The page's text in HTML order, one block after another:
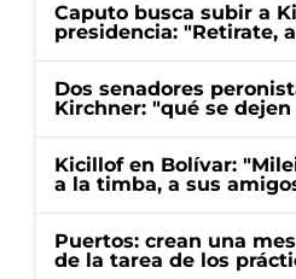
Caputo busca subir a
presidencia: "Retirate,
Dos senadores
Kirchner: "qué se
Kicillof en Bolívar:
a la timba, a sus
Puertos: crean una
de la tarea de los